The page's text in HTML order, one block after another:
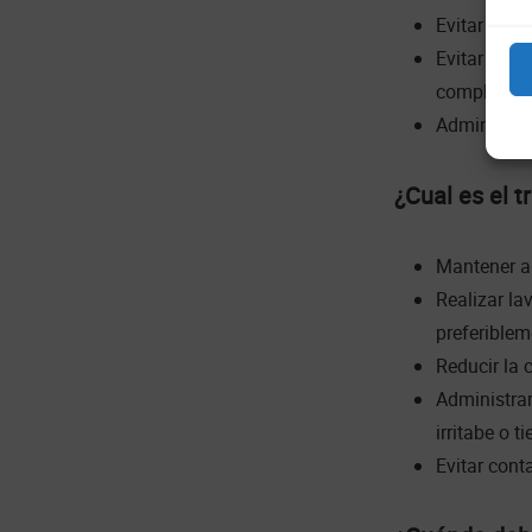
Evitar el
Evitar
completa
¿Cual es el
Mantener
Realizar
Reducir la
irritabe o
Evitar